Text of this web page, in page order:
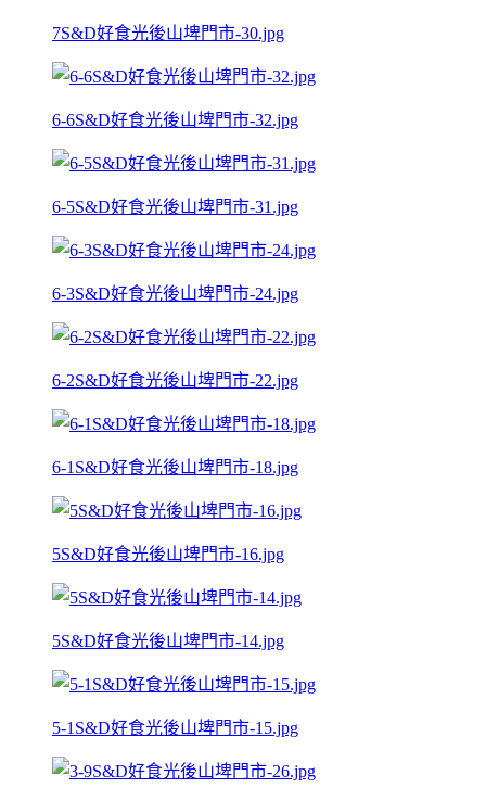
7S&D好食光後山埤門市-30.jpg
6-6S&D好食光後山埤門市-32.jpg
6-5S&D好食光後山埤門市-31.jpg
6-3S&D好食光後山埤門市-24.jpg
6-2S&D好食光後山埤門市-22.jpg
6-1S&D好食光後山埤門市-18.jpg
5S&D好食光後山埤門市-16.jpg
5S&D好食光後山埤門市-14.jpg
5-1S&D好食光後山埤門市-15.jpg